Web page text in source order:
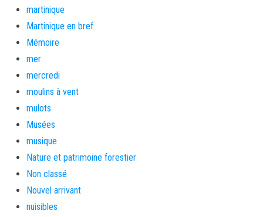
martinique
Martinique en bref
Mémoire
mer
mercredi
moulins à vent
mulots
Musées
musique
Nature et patrimoine forestier
Non classé
Nouvel arrivant
nuisibles